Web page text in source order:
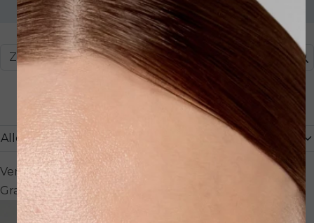
Winkelwagen€ 0,00
Verzendkosten: 5,95
Gratis verzending vanaf: